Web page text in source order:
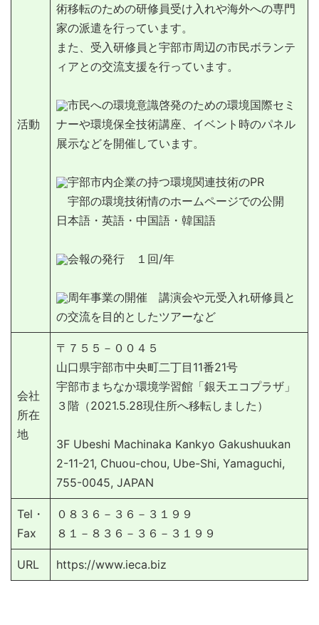
活動
術移転のための研修員受け入れや海外への専門
家の派遣を行っています。
また、受入研修員と宇部市周辺の市民ボランテ
ィアとの交流支援を行っています。
市民への環境意識啓発のための環境国際セミ
ナーや環境保全技術講座、イベント時のパネル
展示などを開催しています。
宇部市内企業の持つ環境関連技術のPR
宇部の環境技術情のホームページでの公開
日本語・英語・中国語・韓国語
会報の発行 １回/年
周年事業の開催 講演会や元受入れ研修員と
の交流を目的としたツアーなど
会社
所在
地
〒７５５－００４５
山口県宇部市中央町二丁目11番21号
宇部市まちなか環境学習館「銀天エコプラザ」
３階（2021.5.28現住所へ移転しました）
3F Ubeshi Machinaka Kankyo Gakushuukan
2-11-21, Chuou-chou, Ube-Shi, Yamaguchi,
755-0045, JAPAN
Tel・
Fax
０８３６－３６－３１９９
８１－８３６－３６－３１９９
URL https://www.ieca.biz